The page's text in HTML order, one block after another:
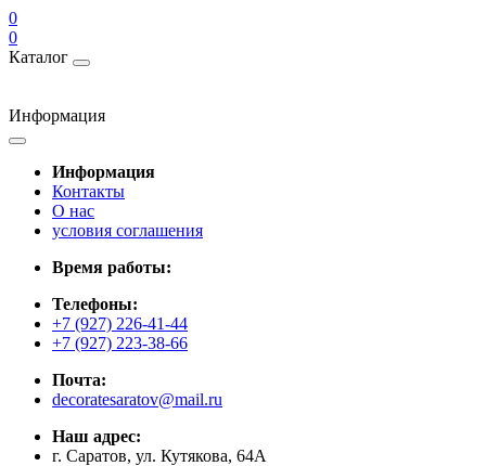
0
0
Каталог
Информация
Информация
Контакты
О нас
условия соглашения
Время работы:
Телефоны:
+7 (927) 226-41-44
+7 (927) 223-38-66
Почта:
decoratesaratov@mail.ru
Наш адрес:
г. Саратов, ул. Кутякова, 64А